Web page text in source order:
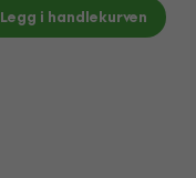
Legg i handlekurven